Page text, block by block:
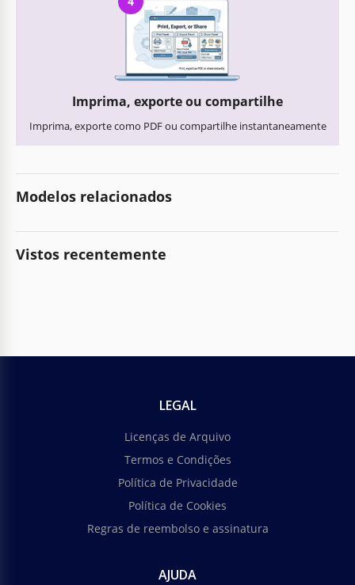
Imprima, exporte ou compartilhe
Imprima, exporte como PDF ou compartilhe instantaneamente
Modelos relacionados
Vistos recentemente
LEGAL
Licenças de Arquivo
Termos e Condições
Política de Privacidade
Política de Cookies
Regras de reembolso e assinatura
AJUDA